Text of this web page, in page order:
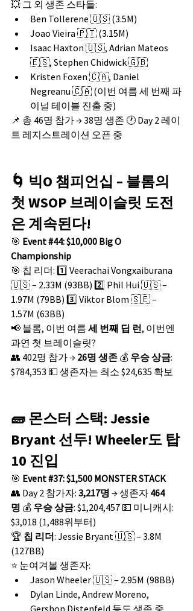
💥 그 외 생존 스타들:
Ben Tollerene 🇺🇸 (3.5M)
Joao Vieira 🇵🇹 (3.15M)
Isaac Haxton 🇺🇸, Adrian Mateos
🇪🇸, Stephen Chidwick 🇬🇧
Kristen Foxen 🇨🇦, Daniel
Negreanu 🇨🇦 (이번 여름 세 번째 파
이널 테이블 진출 중)
📌 총 46명 참가 → 38명 생존 🕐 Day 2 레이
트 레지스트레이션 오픈 중
🌀 빅O 챔피언십 – 블롬의
첫 WSOP 브레이슬릿 도전
은 계속된다!
🎯 Event #44: $10,000 Big O
Championship
🎯 칩 리더: 1️⃣ Veerachai Vongxaiburana
🇺🇸 – 2.33M (93BB) 2️⃣ Phil Hui 🇺🇸 –
1.97M (79BB) 3️⃣ Viktor Blom 🇸🇪 –
1.57M (63BB)
📢 블롬, 이번 여름 세 번째 딥 런, 이번엔
과연 첫 브레이슬릿?
👥 402명 참가 → 26명 생존 💰 우승 상금:
$784,353 💵 생존자는 최소 $24,635 확보
🧱 몬스터 스택: Jessie
Bryant 선두! Wheeler도 탑
10 진입
🎯 Event #37: $1,500 MONSTER STACK
👥 Day 2 참가자: 3,217명 → 생존자 464
명 💰 우승 상금: $1,204,457 💵 미니캐시:
$3,018 (1,488위부터)
🏆 칩 리더: Jessie Bryant 🇺🇸 – 3.8M
(127BB)
⭐ 눈여겨볼 생존자:
Jason Wheeler 🇺🇸 – 2.95M (98BB)
Dylan Linde, Andrew Moreno,
Gershon Distenfeld 등도 생존 중